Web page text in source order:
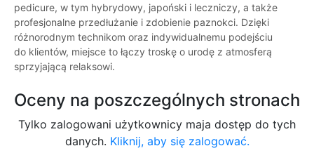
pedicure, w tym hybrydowy, japoński i leczniczy, a także
profesjonalne przedłużanie i zdobienie paznokci. Dzięki
różnorodnym technikom oraz indywidualnemu podejściu
do klientów, miejsce to łączy troskę o urodę z atmosferą
sprzyjającą relaksowi.
Oceny na poszczególnych stronach
Tylko zalogowani użytkownicy maja dostęp do tych
danych. Kliknij, aby się zalogować.